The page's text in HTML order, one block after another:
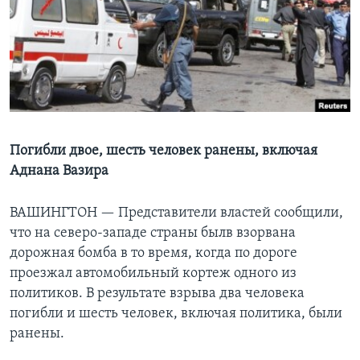
Learning English
СОЦИАЛЬНЫЕ СЕТИ
Языки
Погибли двое, шесть человек ранены, включая
Аднана Вазира
ВАШИНГТОН — Представители властей сообщили,
что на северо-западе страны былв взорвана
дорожная бомба в то время, когда по дороге
проезжал автомобильный кортеж одного из
политиков. В результате взрыва два человека
погибли и шесть человек, включая политика, были
ранены.